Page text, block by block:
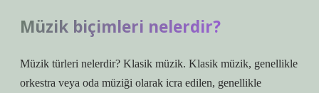
Müzik biçimleri nelerdir?
Müzik türleri nelerdir? Klasik müzik. Klasik müzik, genellikle
orkestra veya oda müziği olarak icra edilen, genellikle